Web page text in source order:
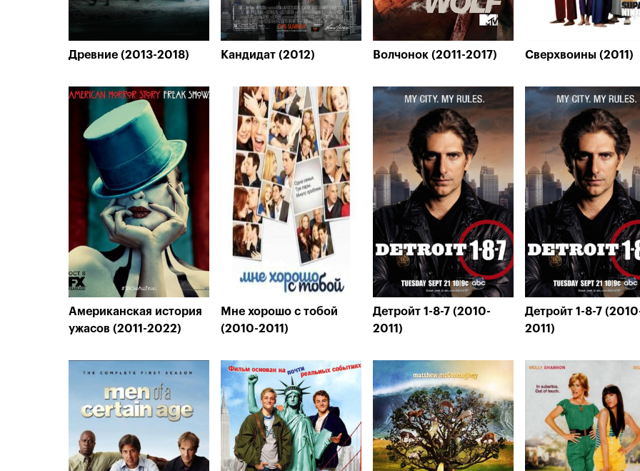
Древние (2013-2018) Кандидат (2012) Волчонок (2011-2017) Сверхвоины (2011)
Американская история
ужасов (2011-2022)
Мне хорошо с тобой
(2010-2011)
Детройт 1-8-7 (2010-
2011)
Детройт 1-8-7
2011)